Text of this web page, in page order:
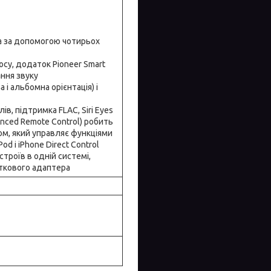
за допомогою чотирьох
додаток Pioneer Smart
звуку
орієнтація) і
підтримка FLAC, Siri Eyes
Remote Control) робить
який управляє функціями
і iPhone Direct Control
в одній системі,
адаптера